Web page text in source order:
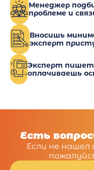
Менеджер
проблеме и
Вносишь
эксперт
Эксперт
оплачиваешь
Есть
Если не нашел